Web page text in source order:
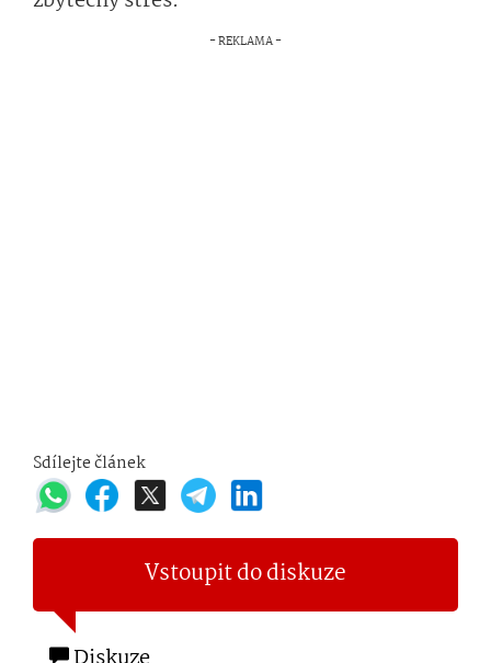
Sdílejte článek
Vstoupit do diskuze